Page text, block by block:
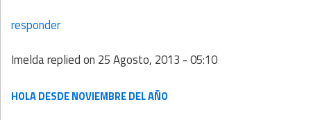
responder
Imeldareplied on 25 Agosto, 2013 - 05:10
HOLA DESDE NOVIEMBRE DEL AÑO